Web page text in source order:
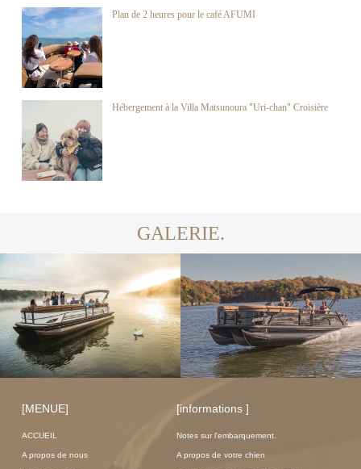
Plan de 2 heures pour le café AFUMI
Hébergement à la Villa Matsunoura "Uri-chan" Croisière
GALERIE.
[MENUE]
ACCUEIL
A propos de nous
[informations ]
Notes sur l'embarquement.
A propos de votre chien